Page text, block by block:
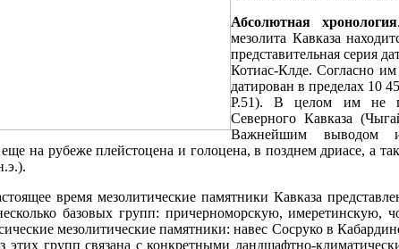
Абсолютная хронология
мезолита Кавказа
представительная серия
Котиас-Клде. Согласно
датирован в пределах 10
P.51). В целом им не
Северного Кавказа
Важнейшим выводом
на рубеже плейстоцена и голоцена, в позднем дриасе, а
время мезолитические памятники Кавказа
базовых групп: причерноморскую, имеретинскую,
мезолитические памятники: навес Сосруко в
групп связана с конкретными ландшафтно-